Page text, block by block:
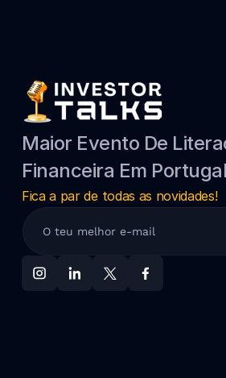
Maior Evento De
Financeira Em Portugal
Fica a par de todas as novidades!